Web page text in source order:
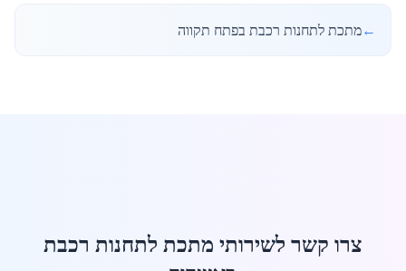
←מתכת לתחנות רכבת בפתח תקווה
צרו קשר לשירותי מתכת לתחנות רכבת